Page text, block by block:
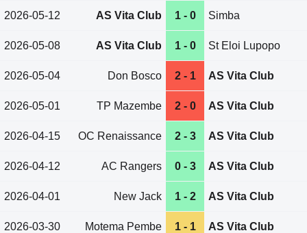
2026-05-12 AS Vita Club 1 - 0 Simba
2026-05-08 AS Vita Club 1 - 0 St Eloi Lupopo
2026-05-04 Don Bosco 2 - 1 AS Vita Club
2026-05-01 TP Mazembe 2 - 0 AS Vita Club
2026-04-15 OC Renaissance 2 - 3 AS Vita Club
2026-04-12 AC Rangers 0 - 3 AS Vita Club
2026-04-01 New Jack 1 - 2 AS Vita Club
2026-03-30 Motema Pembe 1 - 1 AS Vita Club